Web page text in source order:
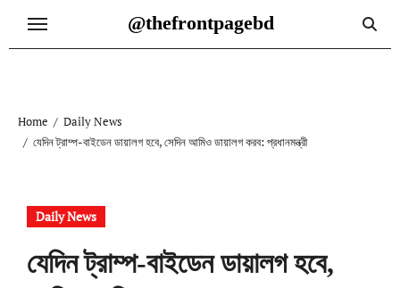
@thefrontpagebd
Home
Daily News
যেদিন ট্রাম্প-বাইডেন ডায়ালগ হবে, সেদিন আমিও ডায়ালগ করব: প্রধানমন্ত্রী
Daily News
যেদিন ট্রাম্প-বাইডেন ডায়ালগ হবে,